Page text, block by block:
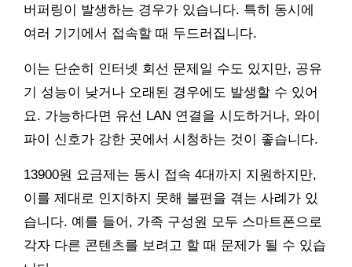
버퍼링이 발생하는 경우가 있습니다. 특히 동시에
여러 기기에서 접속할 때 두드러집니다.
이는 단순히 인터넷 회선 문제일 수도 있지만, 공유
기 성능이 낮거나 오래된 경우에도 발생할 수 있어
요. 가능하다면 유선 LAN 연결을 시도하거나, 와이
파이 신호가 강한 곳에서 시청하는 것이 좋습니다.
13900원 요금제는 동시 접속 4대까지 지원하지만,
이를 제대로 인지하지 못해 불편을 겪는 사례가 있
습니다. 예를 들어, 가족 구성원 모두 스마트폰으로
각자 다른 콘텐츠를 보려고 할 때 문제가 될 수 있습